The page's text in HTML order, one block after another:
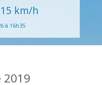
15 km/h
à 16h35